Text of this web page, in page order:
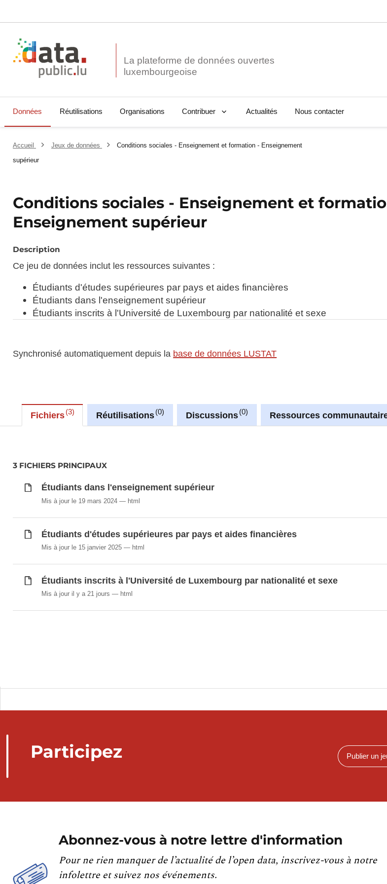
La plateforme de données ouvertes
Données Réutilisations Organisations Contribuer Actualités Nous contacter
Accueil Jeux de données
Conditions sociales - Enseignement et formation - Enseignement
supérieur
Conditions sociales - Enseignement et
Enseignement supérieur
Description
Ce jeu de données inclut les ressources suivantes :
Étudiants d'études supérieures par pays et aides financières
Étudiants dans l'enseignement supérieur
Étudiants inscrits à l'Université de Luxembourg par nationalité et sexe
Synchronisé automatiquement depuis la base de données LUSTAT
Fichiers 3 Réutilisations 0 Discussions 0 Ressources
3 FICHIERS PRINCIPAUX
Étudiants dans l'enseignement supérieur
Mis à jour le 19 mars 2024 html
Étudiants d'études supérieures par pays et aides financières
Mis à jour le 15 janvier 2025 html
Étudiants inscrits à l'Université de Luxembourg par nationalité et sexe
Mis à jour il y a 21 jours html
Participez Publier un
Abonnez-vous à notre lettre d'information
Pour ne rien manquer de l’actualité de l’open data, inscrivez-vous à notre
infolettre et suivez nos événements.